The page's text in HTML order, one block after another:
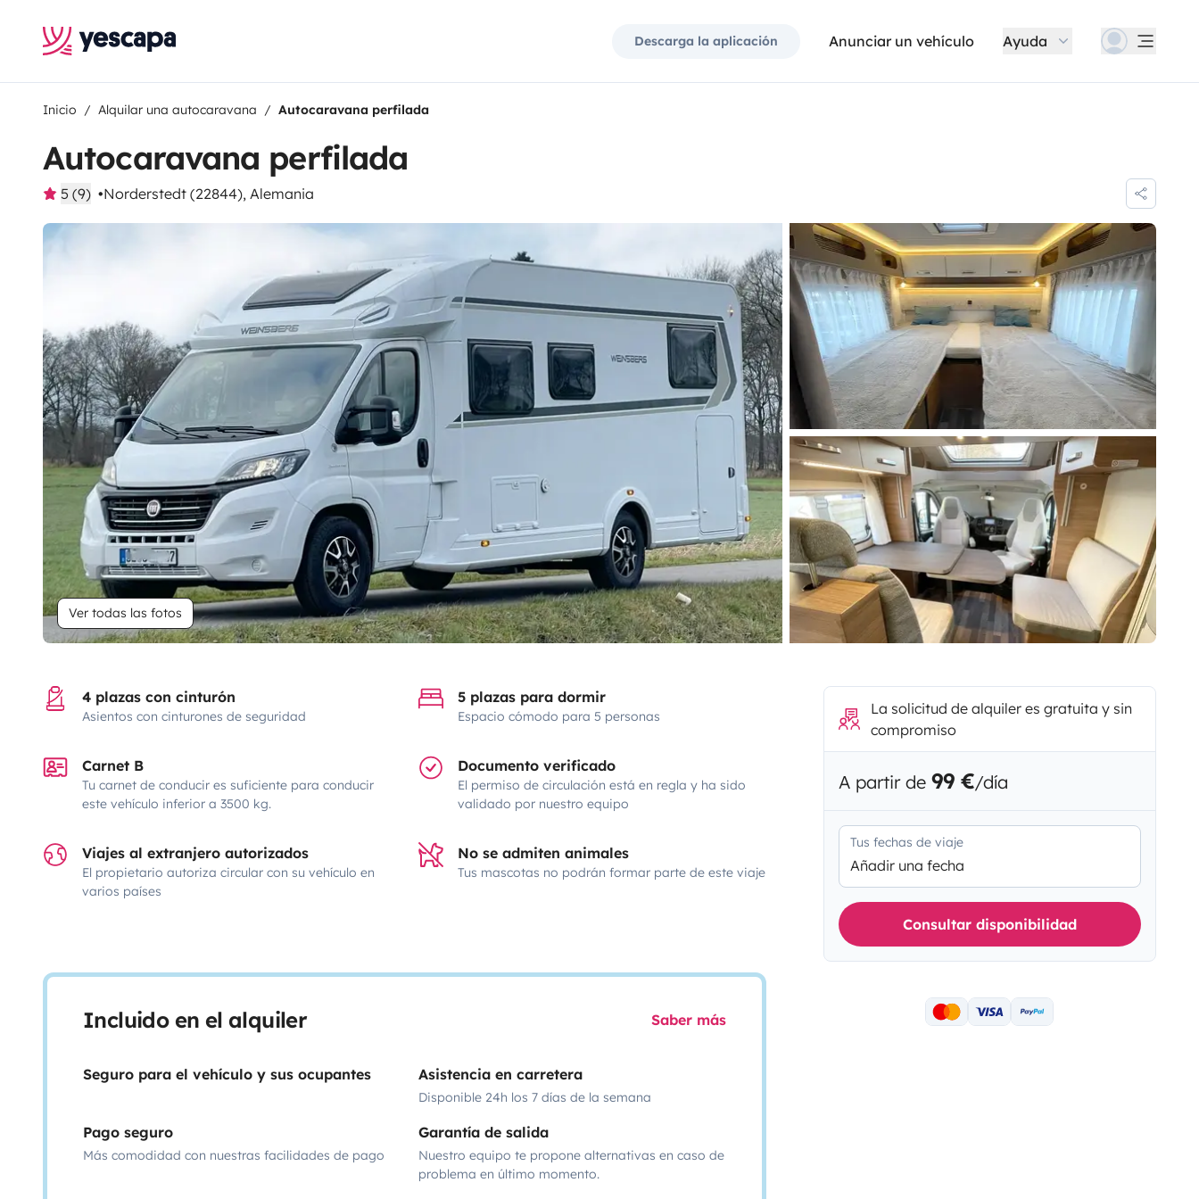
Descarga la aplicación Anunciar un vehículo Ayuda
Inicio Alquilar una autocaravana Autocaravana perfilada
Autocaravana perfilada
5 (9) Norderstedt (22844), Alemania
Ver todas las fotos
4 plazas con cinturón
Asientos con cinturones de seguridad
5 plazas para dormir
Espacio cómodo para 5 personas
Carnet B
Tu carnet de conducir es suficiente para conducir
este vehículo inferior a 3500 kg.
Documento verificado
El permiso de circulación está en regla y ha sido
validado por nuestro equipo
Viajes al extranjero autorizados
El propietario autoriza circular con su vehículo en
varios países
No se admiten animales
Tus mascotas no podrán formar parte de este viaje
Incluido en el alquiler Saber más
Seguro para el vehículo y sus ocupantes Asistencia en carretera
Disponible 24h los 7 días de la semana
Pago seguro
Más comodidad con nuestras facilidades de pago
Garantía de salida
Nuestro equipo te propone alternativas en caso de
problema en último momento.
La solicitud de alquiler es gratuita y sin
compromiso
A partir de 99 €/día
Tus fechas de viaje
Añadir una fecha
Consultar disponibilidad